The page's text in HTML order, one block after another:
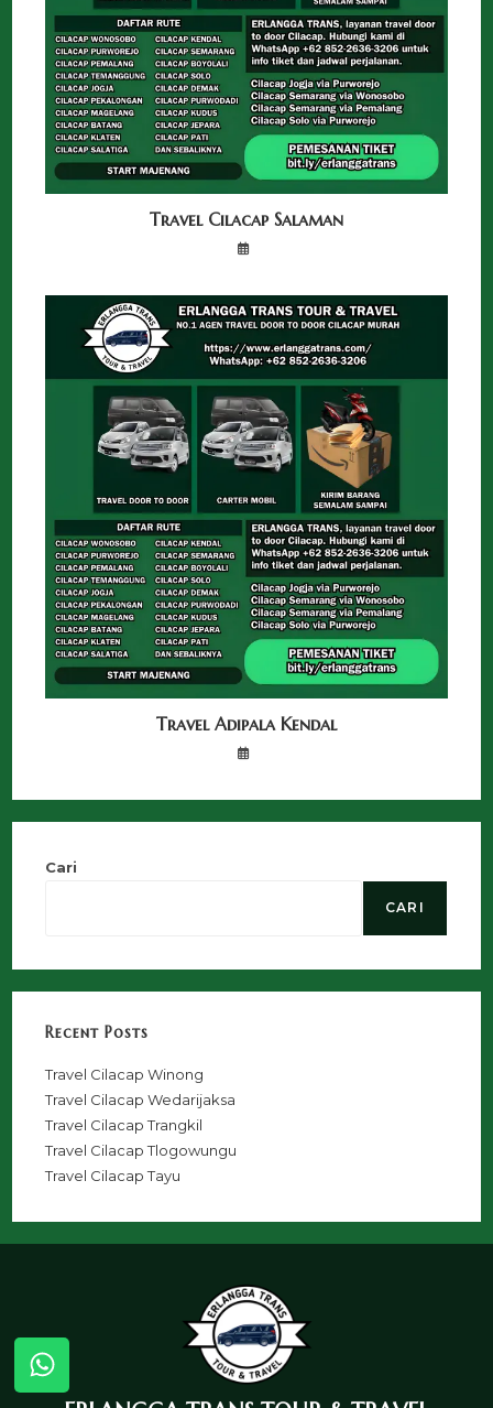
Travel Cilacap Salaman
Travel Adipala Kendal
Cari
CARI
Recent Posts
Travel Cilacap Winong
Travel Cilacap Wedarijaksa
Travel Cilacap Trangkil
Travel Cilacap Tlogowungu
Travel Cilacap Tayu